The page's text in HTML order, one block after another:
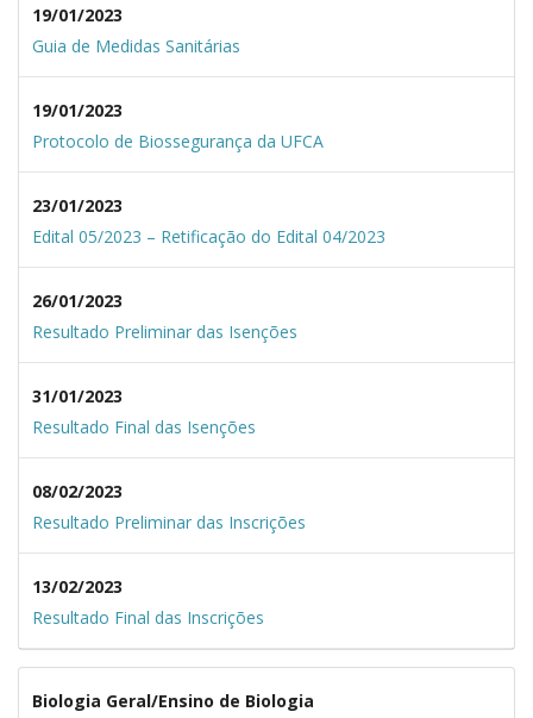
19/01/2023
Guia de Medidas Sanitárias
19/01/2023
Protocolo de Biossegurança da UFCA
23/01/2023
Edital 05/2023 – Retificação do Edital 04/2023
26/01/2023
Resultado Preliminar das Isenções
31/01/2023
Resultado Final das Isenções
08/02/2023
Resultado Preliminar das Inscrições
13/02/2023
Resultado Final das Inscrições
Biologia Geral/Ensino de Biologia